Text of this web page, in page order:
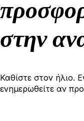
στην
Καθίστε στον ήλιο.
ενημερωθείτε αν